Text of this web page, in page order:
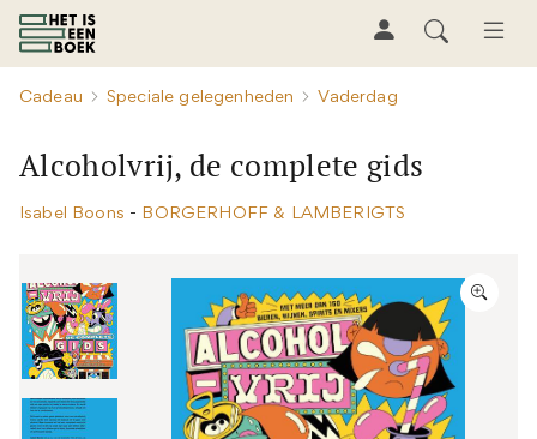
Cadeau Speciale gelegenheden Vaderdag
Alcoholvrij, de complete gids
Isabel Boons - BORGERHOFF & LAMBERIGTS